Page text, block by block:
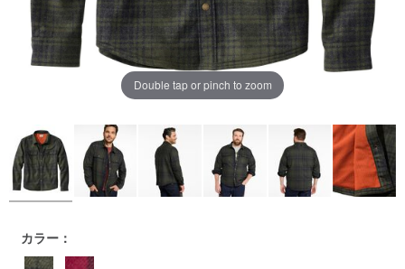
Double tap or pinch to zoom
https://www.llbean.co.jp/mens/tops/casual-
shirts/g/P20010175.html
カラー：